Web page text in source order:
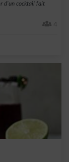
d'un cocktail fait
4